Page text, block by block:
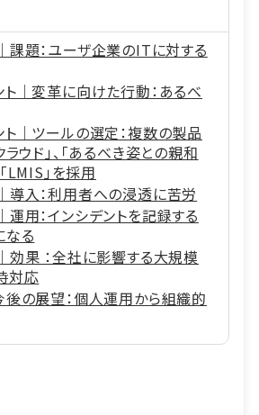
課題：ユーザ企業のITに対する
｜変革に向けた行動：あるべ
｜ツールの選定：複数の製品
ラウド」、「あるべき姿との親和
LMIS」を採用
導入：利用者への浸透に苦労
用：インシデントを記録する
なる
効果 ：全社に影響する大規模
対応
後の展望：個人運用から組織的